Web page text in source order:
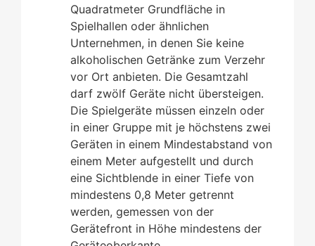
Quadratmeter Grundfläche in
Spielhallen oder ähnlichen
Unternehmen, in denen Sie keine
alkoholischen Getränke zum Verzehr
vor Ort anbieten. Die Gesamtzahl
darf zwölf Geräte nicht übersteigen.
Die Spielgeräte müssen einzeln oder
in einer Gruppe mit je höchstens zwei
Geräten in einem Mindestabstand von
einem Meter aufgestellt und durch
eine Sichtblende in einer Tiefe von
mindestens 0,8 Meter getrennt
werden, gemessen von der
Gerätefront in Höhe mindestens der